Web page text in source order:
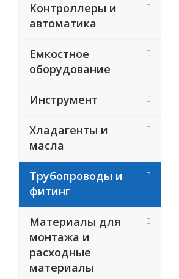
Контроллеры и
автоматика
Емкостное
оборудование
Инструмент
Хладагенты и
масла
Трубопроводы и
фитинг
Материалы для
монтажа и
расходные
материалы